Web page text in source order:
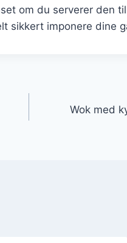
om du serverer den
sikkert imponere dine
Wok med